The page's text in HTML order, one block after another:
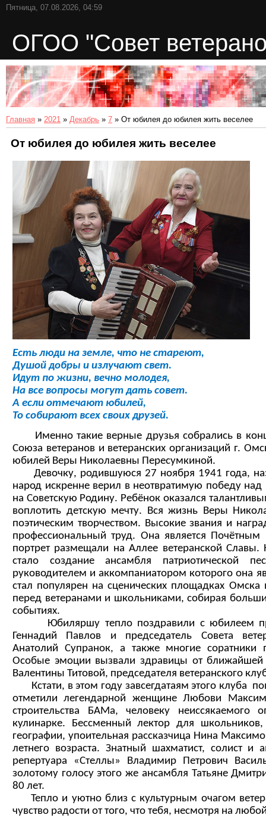
Пятница, 07.08.2026, 04:59
ОГОО "Совет
Главная » 2021 » Декабрь » 7 » От юбилея до юбилея жить веселее
От юбилея до юбилея жить веселее
Есть люди на земле, что не стареют,
Душой добры и излучают свет.
Идут по жизни, вечно молодея,
На все вопросы могут дать совет.
А если отмечают юбилей,
То собирают всех своих друзей.
Именно такие верные друзья собрались в
Союза ветеранов и ветеранских организаций г.
юбилей Веры Николаевны Пересумкиной.
Девочку, родившуюся 27 ноября 1941 года,
народ искренне верил в неотвратимую победу
на Советскую Родину. Ребёнок оказался
воплотить детскую мечту. Вся жизнь Веры
поэтическим творчеством. Высокие звания и
профессиональный труд. Она является
портрет размещали на Аллее ветеранской
стало создание ансамбля патриотической
руководителем и аккомпаниатором которого она
стал популярен на сценических площадках Омска
перед ветеранами и школьниками, собирая
событиях.
Юбиляршу тепло поздравили с юбилеем
Геннадий Павлов и председатель Совета
Анатолий Супранок, а также многие соратники
Особые эмоции вызвали здравицы от
Валентины Титовой, председателя ветеранского
Кстати, в этом году завсегдатаям этого клуба
отметили легендарной женщине Любови
строительства БАМа, человеку неиссякаемого
кулинарке. Бессменный лектор для
географии, упоительная рассказчица Нина
летнего возраста. Знатный шахматист, солист и
репертуара «Стеллы» Владимир Петрович
золотому голосу этого же ансамбля Татьяне
80 лет.
Тепло и уютно близ с культурным очагом
чувство радости от того, что тебя, несмотря на